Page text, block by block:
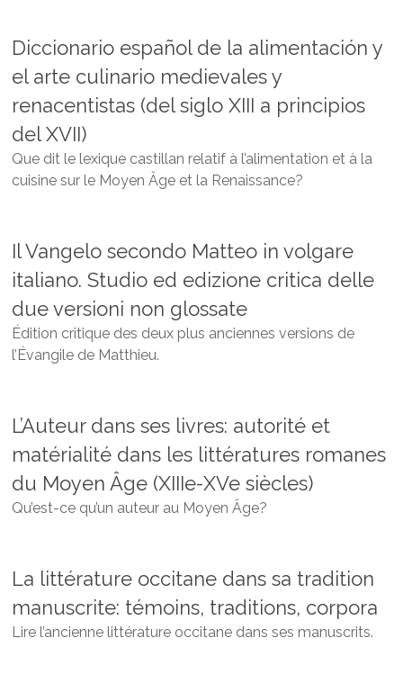
Diccionario español de la alimentación y
el arte culinario medievales y
renacentistas (del siglo XIII a principios
del XVII)
Que dit le lexique castillan relatif à l’alimentation et à la
cuisine sur le Moyen Âge et la Renaissance?
Il Vangelo secondo Matteo in volgare
italiano. Studio ed edizione critica delle
due versioni non glossate
Édition critique des deux plus anciennes versions de
l’Évangile de Matthieu.
L’Auteur dans ses livres: autorité et
matérialité dans les littératures romanes
du Moyen Âge (XIIIe-XVe siècles)
Qu’est-ce qu’un auteur au Moyen Âge?
La littérature occitane dans sa tradition
manuscrite: témoins, traditions, corpora
Lire l’ancienne littérature occitane dans ses manuscrits.